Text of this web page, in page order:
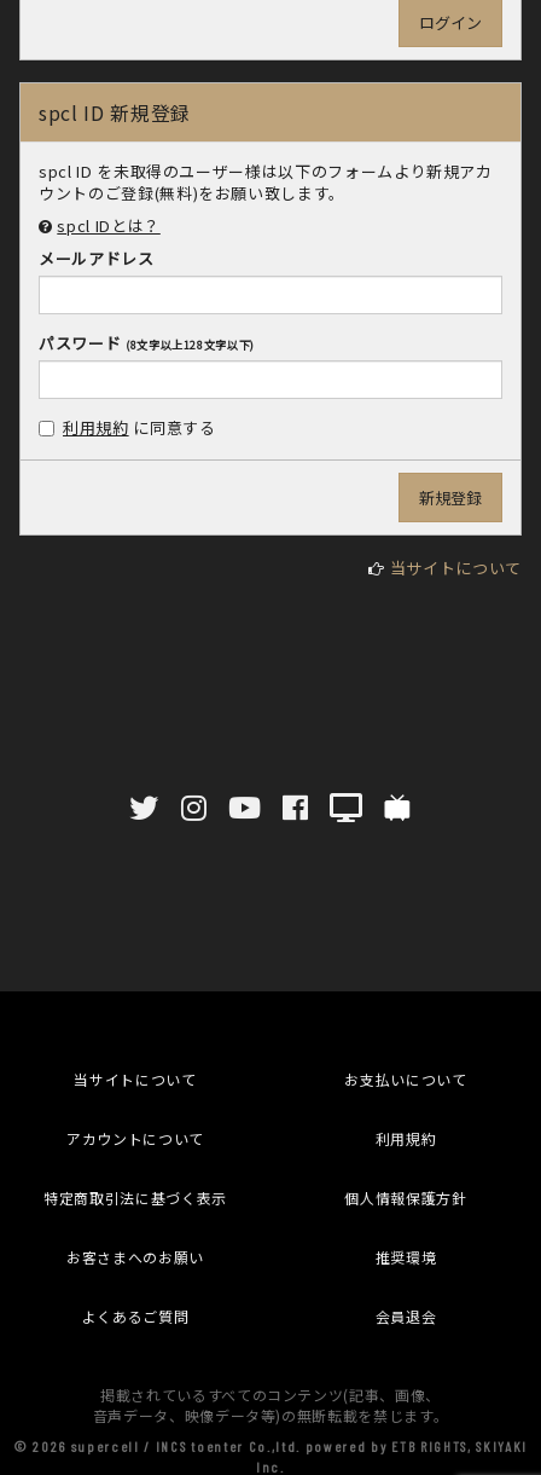
spcl ID 新規登録
spcl ID を未取得のユーザー様は以下のフォームより新規アカ
ウントのご登録(無料)をお願い致します。
spcl IDとは？
メールアドレス
パスワード (8文字以上128文字以下)
利用規約 に同意する
当サイトについて
当サイトについて お支払いについて
アカウントについて 利用規約
特定商取引法に基づく表示 個人情報保護方針
お客さまへのお願い 推奨環境
よくあるご質問 会員退会
掲載されているすべてのコンテンツ(記事、画像、
音声データ、映像データ等)の無断転載を禁じます。
© 2026 supercell / INCS toenter Co.,ltd. powered by ETB RIGHTS, SKIYAKI
Inc.